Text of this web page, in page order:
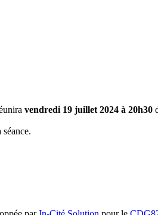
vendredi 19 juillet 2024 à 20h30